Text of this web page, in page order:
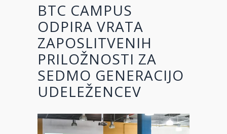
BTC CAMPUS
ODPIRA VRATA
ZAPOSLITVENIH
PRILOŽNOSTI ZA
SEDMO GENERACIJO
UDELEŽENCEV